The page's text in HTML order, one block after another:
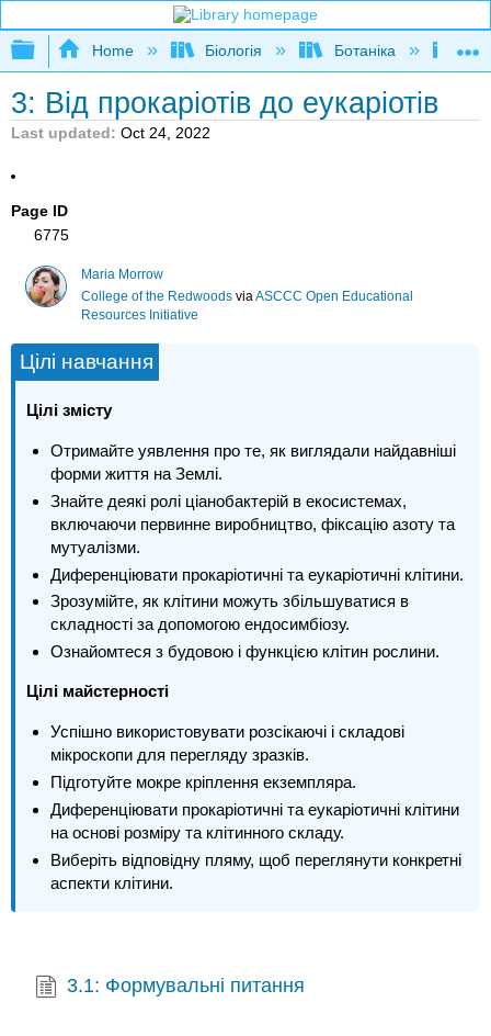
Expand/collapse global hierarchy
Home Біологія Ботаніка
3: Від прокаріотів до еукаріотів
Last updated Oct 24, 2022
Page ID
6775
Maria Morrow
College of the Redwoodsvia ASCCC Open Educational
Resources Initiative
Цілі навчання
Цілі змісту
Отримайте уявлення про те, як виглядали найдавніші
форми життя на Землі.
Знайте деякі ролі ціанобактерій в екосистемах,
включаючи первинне виробництво, фіксацію азоту та
мутуалізми.
Диференціювати прокаріотичні та еукаріотичні клітини.
Зрозумійте, як клітини можуть збільшуватися в
складності за допомогою ендосимбіозу.
Ознайомтеся з будовою і функцією клітин рослини.
Цілі майстерності
Успішно використовувати розсікаючі і складові
мікроскопи для перегляду зразків.
Підготуйте мокре кріплення екземпляра.
Диференціювати прокаріотичні та еукаріотичні клітини
на основі розміру та клітинного складу.
Виберіть відповідну пляму, щоб переглянути конкретні
аспекти клітини.
3.1: Формувальні питання